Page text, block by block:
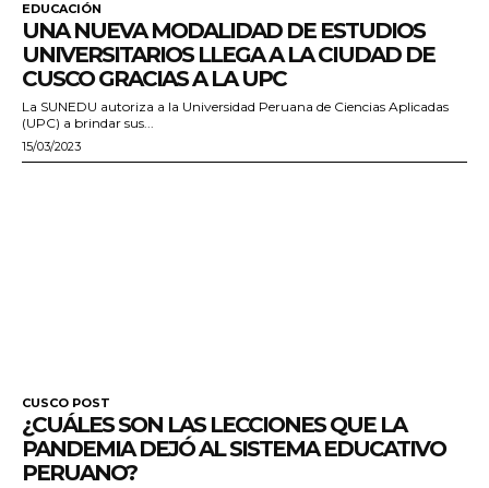
EDUCACIÓN
UNA NUEVA MODALIDAD DE ESTUDIOS
UNIVERSITARIOS LLEGA A LA CIUDAD DE
CUSCO GRACIAS A LA UPC
La SUNEDU autoriza a la Universidad Peruana de Ciencias Aplicadas
(UPC) a brindar sus...
15/03/2023
CUSCO POST
¿CUÁLES SON LAS LECCIONES QUE LA
PANDEMIA DEJÓ AL SISTEMA EDUCATIVO
PERUANO?